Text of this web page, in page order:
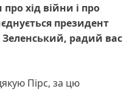
хід війни і про
президент
радий вас
Пірс, за цю